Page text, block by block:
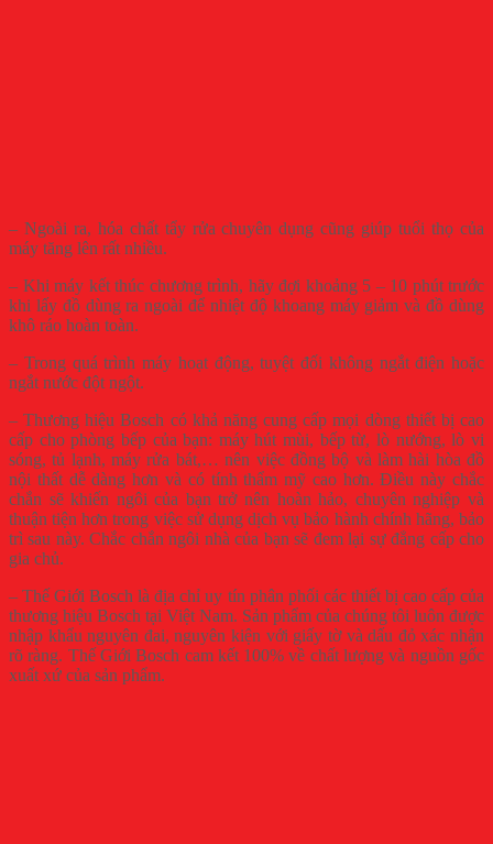
– Ngoài ra, hóa chất tẩy rửa chuyên dụng cũng giúp tuổi thọ của
máy tăng lên rất nhiều.
– Khi máy kết thúc chương trình, hãy đợi khoảng 5 – 10 phút trước
khi lấy đồ dùng ra ngoài để nhiệt độ khoang máy giảm và đồ dùng
khô ráo hoàn toàn.
– Trong quá trình máy hoạt động, tuyệt đối không ngắt điện hoặc
ngắt nước đột ngột.
– Thương hiệu Bosch có khả năng cung cấp mọi dòng thiết bị cao
cấp cho phòng bếp của bạn: máy hút mùi, bếp từ, lò nướng, lò vi
sóng, tủ lạnh, máy rửa bát,… nên việc đồng bộ và làm hài hòa đồ
nội thất dễ dàng hơn và có tính thẩm mỹ cao hơn. Điều này chắc
chắn sẽ khiến ngôi của bạn trở nên hoàn hảo, chuyên nghiệp và
thuận tiện hơn trong việc sử dụng dịch vụ bảo hành chính hãng, bảo
trì sau này. Chắc chắn ngôi nhà của bạn sẽ đem lại sự đẳng cấp cho
gia chủ.
– Thế Giới Bosch là địa chỉ uy tín phân phối các thiết bị cao cấp của
thương hiệu Bosch tại Việt Nam. Sản phẩm của chúng tôi luôn được
nhập khẩu nguyên đai, nguyên kiện với giấy tờ và dấu đỏ xác nhận
rõ ràng. Thế Giới Bosch cam kết 100% về chất lượng và nguồn gốc
xuất xứ của sản phẩm.